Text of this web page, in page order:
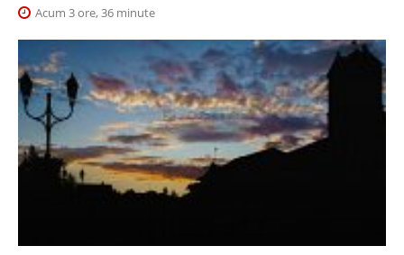
Acum 3 ore, 36 minute